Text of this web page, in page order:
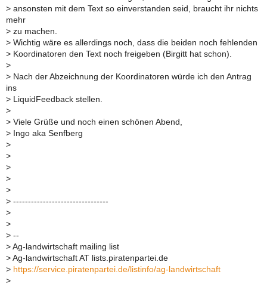
> ansonsten mit dem Text so einverstanden seid, braucht ihr nichts
mehr
> zu machen.
> Wichtig wäre es allerdings noch, dass die beiden noch fehlenden
> Koordinatoren den Text noch freigeben (Birgitt hat schon).
>
> Nach der Abzeichnung der Koordinatoren würde ich den Antrag
ins
> LiquidFeedback stellen.
>
> Viele Grüße und noch einen schönen Abend,
> Ingo aka Senfberg
>
>
>
>
>
> --------------------------------
>
>
> --
> Ag-landwirtschaft mailing list
> Ag-landwirtschaft AT lists.piratenpartei.de
> https://service.piratenpartei.de/listinfo/ag-landwirtschaft
>